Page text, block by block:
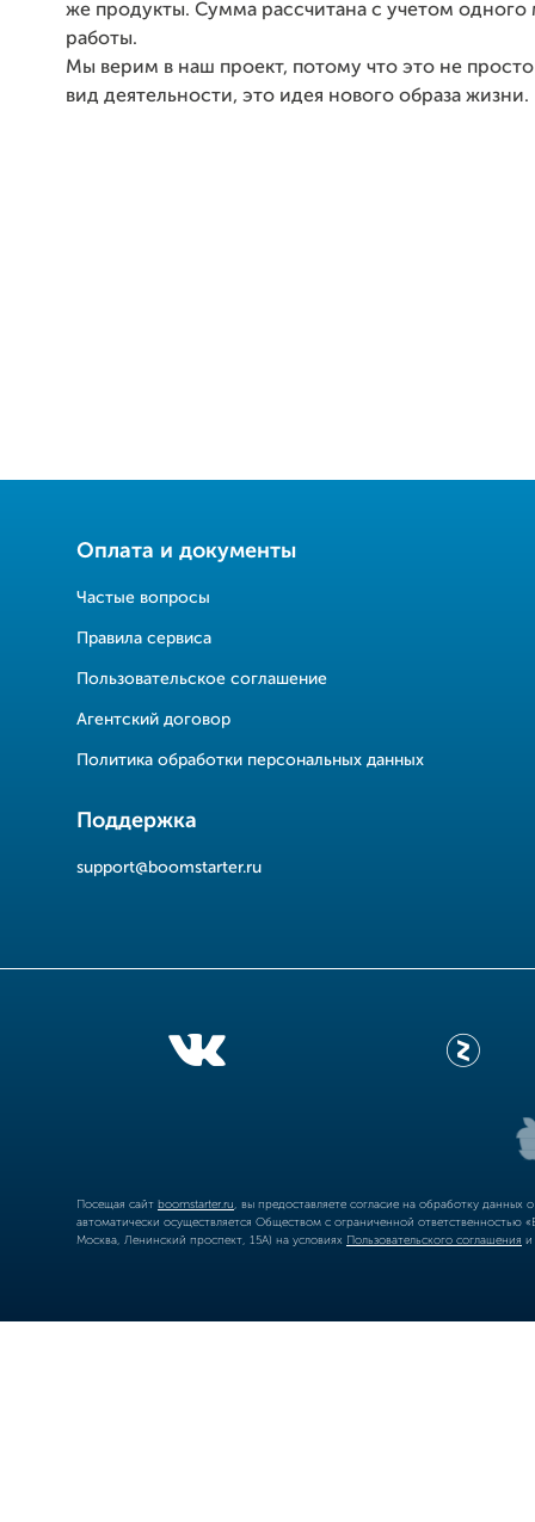
же продукты. Cумма рассчитана с учетом одного
работы.
Мы верим в наш проект, потому что это не
вид деятельности, это идея нового образа жизни.
Оплата и документы
Частые вопросы
Правила сервиса
Пользовательское соглашение
Агентский договор
Политика обработки персональных данных
Поддержка
support@boomstarter.ru
Посещая сайт boomstarter.ru , вы предоставляете согласие на обработку
автоматически осуществляется Обществом с ограниченной
Москва, Ленинский проспект, 15А) на условиях Пользовательского соглашения и